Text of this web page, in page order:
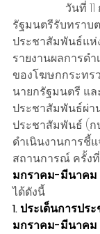
รัฐมนตรีรับทรา
ประชาสัมพันธ์แห่
รายงานผลการด
ของโฆษกกระทร
นายกรัฐมนตรี แล
ประชาสัมพันธ์ผ่า
ประชาสัมพันธ์ (ก
ดำเนินงานการชี้
สถานการณ์ ครั้ง
มกราคม-มีนาคม
ได้ดังนี้
1. ประเด็นการป
มกราคม-มีนาคม